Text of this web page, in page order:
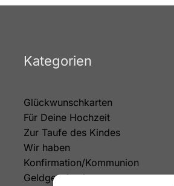
Kategorien
Glückwunschkarten
Für Deine Hochzeit
Zur Taufe des Kindes
Wir haben
Konfirmation/Kommunion
Geldgeschenke